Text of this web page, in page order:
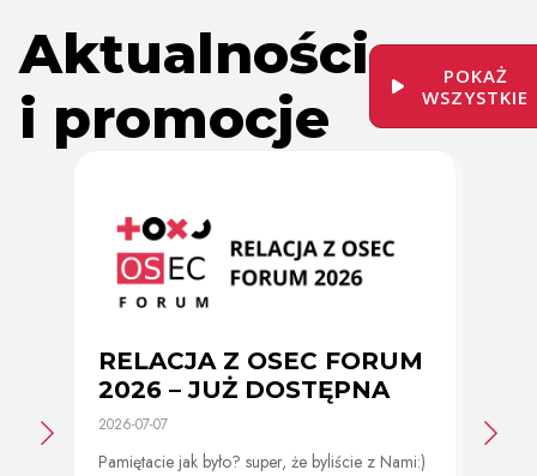
Aktualności
i promocje
POKAŻ
WSZYSTKIE
RELACJA Z OSEC FORUM
2026 – JUŻ DOSTĘPNA
2026-07-07
Pamiętacie jak było? super, że byliście z Nami:)
2026-